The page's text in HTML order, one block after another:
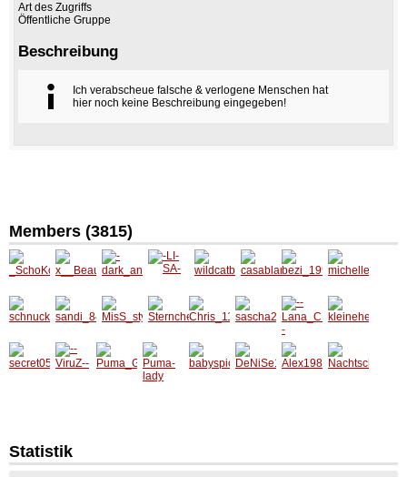
Art des Zugriffs
Öffentliche Gruppe
Beschreibung
Ich verabscheue falsche & verlogene Menschen hat
hier noch keine Beschreibung eingegeben!
Members (3815)
_SchoK
oLiNa_
x__Bea
uTii_De
LuXe__
-
dark_a
ngel-
-LI-SA-
wildcat
baby91
casabla
nca198
8
bezi_19
94
michell
e13
schnuc
kl2
sandi_8
4
MisS_s
tyle
Sternch
en1903
Chris_1
1
sascha
23
--
Lana_C
RO--
kleineh
exe84
Statistik